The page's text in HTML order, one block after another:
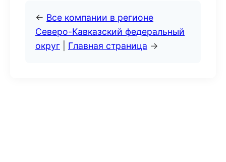
← Все компании в регионе
Северо-Кавказский федеральный
округ
Главная страница →